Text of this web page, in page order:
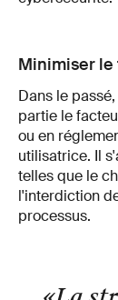
Minimiser le
Dans le
partie le
ou en
utilisatrice. Il
telles que le
l'interdiction
processus.